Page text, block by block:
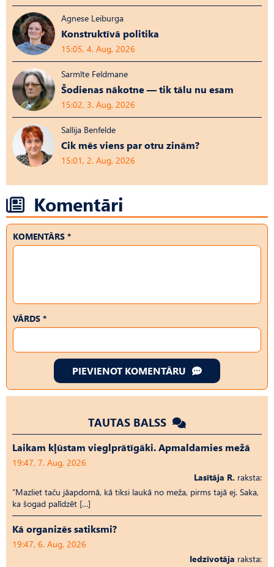
Agnese Leiburga
Konstruktīvā politika
15:05, 4. Aug, 2026
Sarmīte Feldmane
Šodienas nākotne — tik tālu nu esam
15:02, 3. Aug, 2026
Sallija Benfelde
Cik mēs viens par otru zinām?
15:01, 2. Aug, 2026
Komentāri
KOMENTĀRS *
VĀRDS *
PIEVIENOT KOMENTĀRU
TAUTAS BALSS
Laikam kļūstam vieglprātīgāki. Apmaldamies mežā
19:47, 7. Aug, 2026
Lasītāja R. raksta:
“Mazliet taču jāapdomā, kā tiksi laukā no meža, pirms tajā ej. Saka,
ka šogad palīdzēt […]
Kā organizēs satiksmi?
19:47, 6. Aug, 2026
Iedzīvotāja raksta: